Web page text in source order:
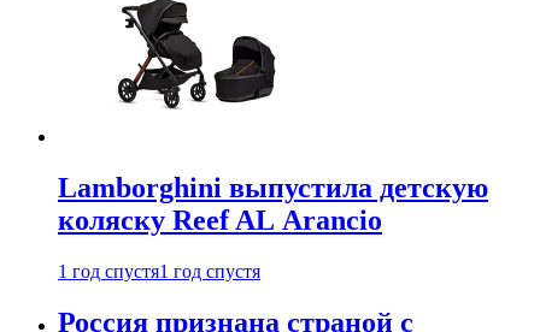
Lamborghini выпустила детскую
коляску Reef AL Arancio
1 год спустя1 год спустя
Россия признана страной с